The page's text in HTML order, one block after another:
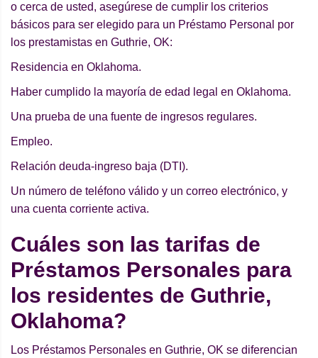
o cerca de usted, asegúrese de cumplir los criterios
básicos para ser elegido para un Préstamo Personal por
los prestamistas en Guthrie, OK:
Residencia en Oklahoma.
Haber cumplido la mayoría de edad legal en Oklahoma.
Una prueba de una fuente de ingresos regulares.
Empleo.
Relación deuda-ingreso baja (DTI).
Un número de teléfono válido y un correo electrónico, y
una cuenta corriente activa.
Cuáles son las tarifas de
Préstamos Personales para
los residentes de Guthrie,
Oklahoma?
Los Préstamos Personales en Guthrie, OK se diferencian